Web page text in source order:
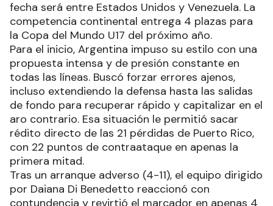
fecha será entre Estados Unidos y Venezuela. La
competencia continental entrega 4 plazas para
la Copa del Mundo U17 del próximo año.
Para el inicio, Argentina impuso su estilo con una
propuesta intensa y de presión constante en
todas las líneas. Buscó forzar errores ajenos,
incluso extendiendo la defensa hasta las salidas
de fondo para recuperar rápido y capitalizar en el
aro contrario. Esa situación le permitió sacar
rédito directo de las 21 pérdidas de Puerto Rico,
con 22 puntos de contraataque en apenas la
primera mitad.
Tras un arranque adverso (4-11), el equipo dirigido
por Daiana Di Benedetto reaccionó con
contundencia y revirtió el marcador en apenas 4